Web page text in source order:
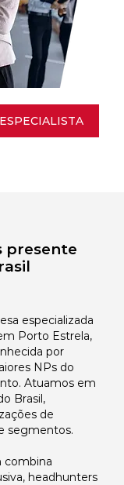
presente
especializada
Porto Estrela,
por
NPs do
Atuamos em
Brasil,
de
segmentos.
combina
headhunters